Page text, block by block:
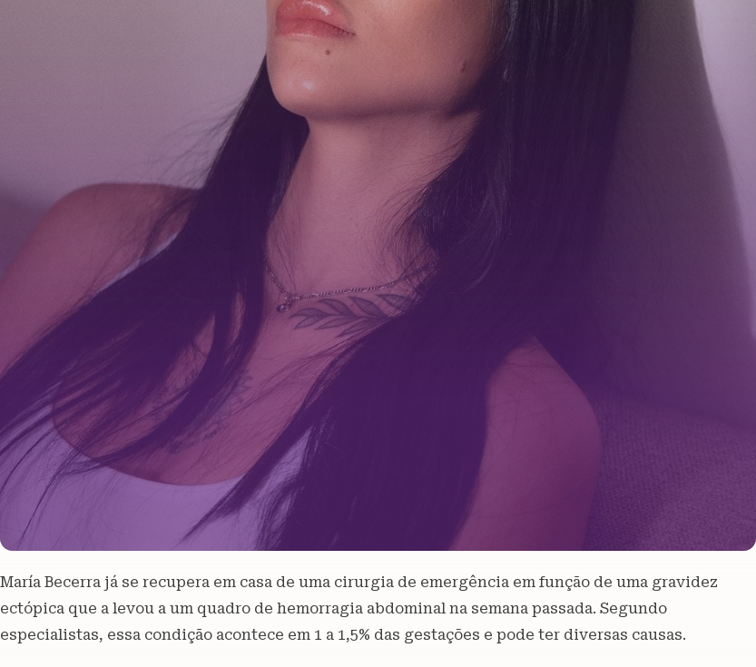
María Becerra já se recupera em casa de uma cirurgia de emergência em função de uma gravidez
ectópica que a levou a um quadro de hemorragia abdominal na semana passada. Segundo
especialistas, essa condição acontece em 1 a 1,5% das gestações e pode ter diversas causas.